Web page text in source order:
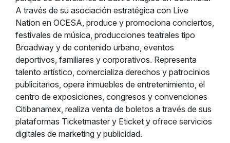
A través de su asociación estratégica con Live
Nation en OCESA, produce y promociona conciertos,
festivales de música, producciones teatrales tipo
Broadway y de contenido urbano, eventos
deportivos, familiares y corporativos. Representa
talento artístico, comercializa derechos y patrocinios
publicitarios, opera inmuebles de entretenimiento, el
centro de exposiciones, congresos y convenciones
Citibanamex, realiza venta de boletos a través de sus
plataformas Ticketmaster y Eticket y ofrece servicios
digitales de marketing y publicidad.